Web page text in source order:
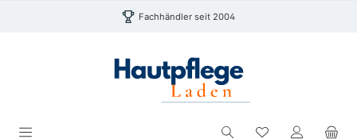
Zum Hauptinhalt springen Fachhändler seit 2004
Du hast 0